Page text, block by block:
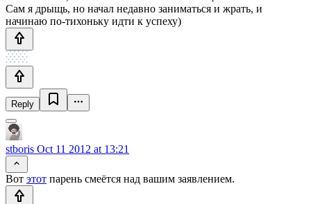
Сам я дрыщь, но начал недавно заниматься и жрать, и
начинаю по-тихоньку идти к успеху)
Reply
stboris Oct 11 2012 at 13:21
Вот этот парень смеётся над вашим заявлением.